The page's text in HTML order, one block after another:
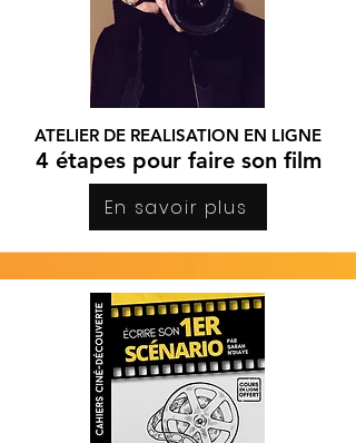
ATELIER DE REALISATION EN LIGNE
4 étapes pour faire son film
En savoir plus